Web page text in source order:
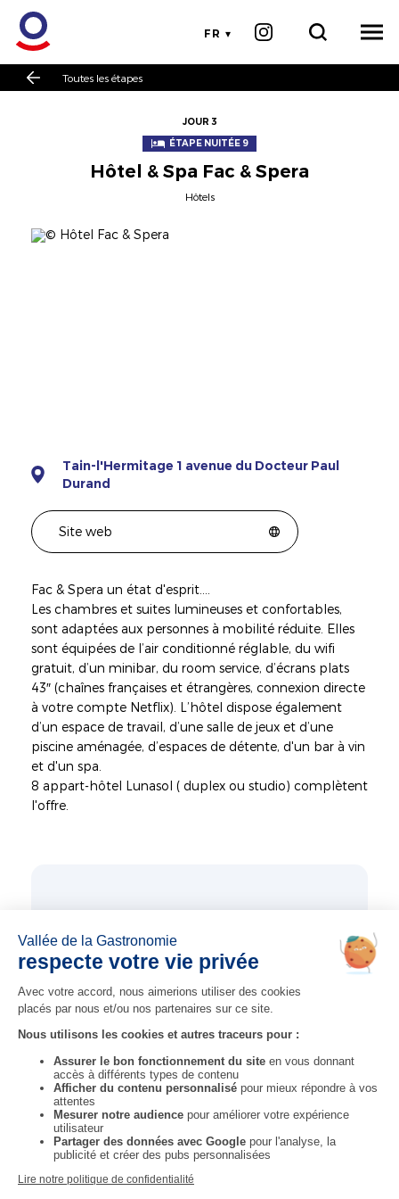
FR
Toutes les étapes
JOUR 3
ÉTAPE NUITÉE 9
Hôtel & Spa Fac & Spera
Hôtels
Tain-l'Hermitage 1 avenue du Docteur Paul
Durand
Site web
Fac & Spera un état d'esprit....
Les chambres et suites lumineuses et confortables,
sont adaptées aux personnes à mobilité réduite. Elles
sont équipées de l’air conditionné réglable, du wifi
gratuit, d’un minibar, du room service, d’écrans plats
43″ (chaînes françaises et étrangères, connexion directe
à votre compte Netflix). L’hôtel dispose également
d’un espace de travail, d’une salle de jeux et d’une
piscine aménagée, d’espaces de détente, d'un bar à vin
et d'un spa.
8 appart-hôtel Lunasol ( duplex ou studio) complètent
l'offre.